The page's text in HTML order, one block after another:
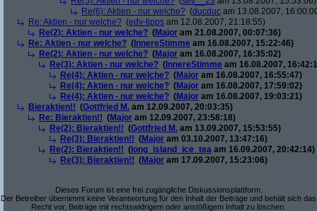
Re(6): Aktien - nur welche? (ducduc am 13.08.2007,
Re: Aktien - nur welche? (edv-tipps am 12.08.2007, 21:18:55)
Re(2): Aktien - nur welche? (Major am 21.08.2007, 00:07:36)
Re: Aktien - nur welche? ( InnereStimme am 16.08.2007, 15:22:46)
Re(2): Aktien - nur welche? (Major am 16.08.2007, 16:35:02)
Re(3): Aktien - nur welche? ( InnereStimme am 16.08.2007,
Re(4): Aktien - nur welche? (Major am 16.08.2007, 16:55:47)
Re(4): Aktien - nur welche? (Major am 16.08.2007, 17:59:02)
Re(4): Aktien - nur welche? (Major am 16.08.2007, 19:03:21)
Bieraktien!! (Gottfried M. am 12.09.2007, 20:03:35)
Re: Bieraktien!! (Major am 12.09.2007, 23:58:18)
Re(2): Bieraktien!! (Gottfried M. am 13.09.2007, 15:53:55)
Re(3): Bieraktien!! (Major am 03.10.2007, 13:47:16)
Re(2): Bieraktien!! ( long_island_ice_tea am 16.09.2007, 20:42:14)
Re(3): Bieraktien!! (Major am 17.09.2007, 15:23:06)
Dieses Forum ist eine frei zugängliche Diskussionsplattform.
Der Betreiber übernimmt keine Verantwortung für den Inhalt der Beiträge und behält sich das
Recht vor, Beiträge mit rechtswidrigem oder anstößigem Inhalt zu löschen.